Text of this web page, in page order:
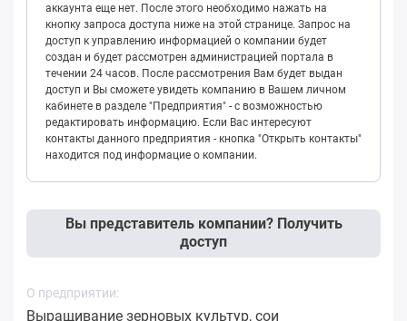
аккаунта еще нет. После этого необходимо нажать на
кнопку запроса доступа ниже на этой странице. Запрос на
доступ к управлению информацией о компании будет
создан и будет рассмотрен администрацией портала в
течении 24 часов. После рассмотрения Вам будет выдан
доступ и Вы сможете увидеть компанию в Вашем личном
кабинете в разделе "Предприятия" - с возможностью
редактировать информацию. Если Вас интересуют
контакты данного предприятия - кнопка "Открыть контакты"
находится под информацие о компании.
Вы представитель компании? Получить
доступ
О предприятии:
Выращивание зерновых культур, сои